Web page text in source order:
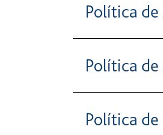
Política
Política
Política